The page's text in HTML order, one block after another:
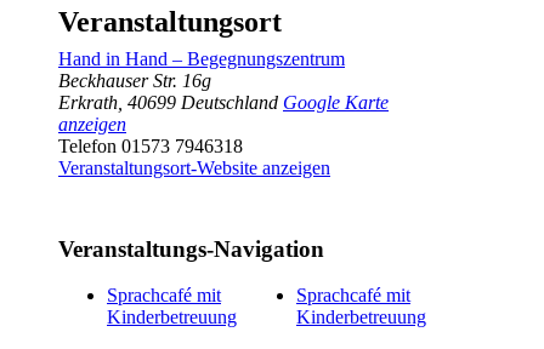
Veranstaltungsort
Hand in Hand – Begegnungszentrum
Beckhauser Str. 16g
Erkrath 40699 Deutschland Google Karte
anzeigen
Telefon 01573 7946318
Veranstaltungsort-Website anzeigen
Veranstaltungs-Navigation
Sprachcafé mit
Kinderbetreuung
Sprachcafé mit
Kinderbetreuung